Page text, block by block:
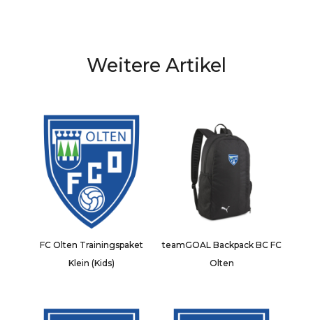
Weitere Artikel
FC Olten Trainingspaket
Klein (Kids)
teamGOAL Backpack BC FC
Olten